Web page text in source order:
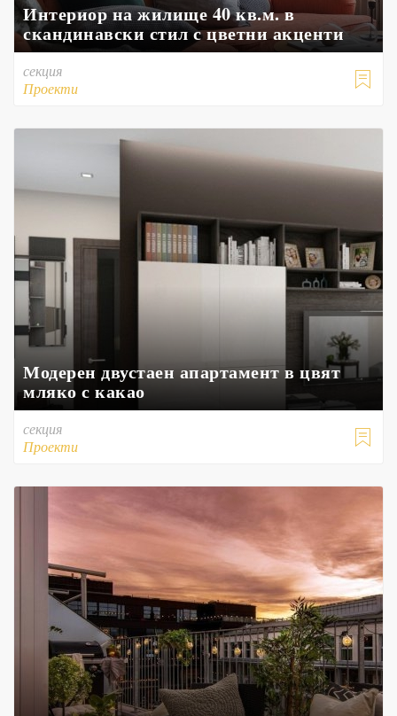
Интериор на жилище 40 кв.м. в
скандинавски стил с цветни акценти

секция
Проекти
Модерен двустаен апартамент в цвят
мляко с какао

секция
Проекти